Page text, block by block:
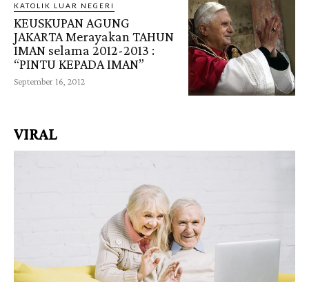
KATOLIK LUAR NEGERI
KEUSKUPAN AGUNG
JAKARTA Merayakan TAHUN
IMAN selama 2012-2013 :
“PINTU KEPADA IMAN”
September 16, 2012
VIRAL